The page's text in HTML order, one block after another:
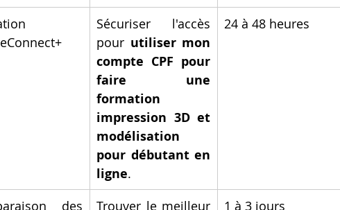
Sécuriser l'accès
pour utiliser mon
compte CPF pour
faire une
formation
impression 3D et
modélisation
pour débutant en
ligne.
24 à 48 heures
des
Trouver le meilleur
1 à 3 jours